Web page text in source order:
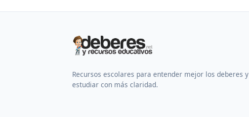
Recursos escolares para entender mejor los deberes y
estudiar con más claridad.